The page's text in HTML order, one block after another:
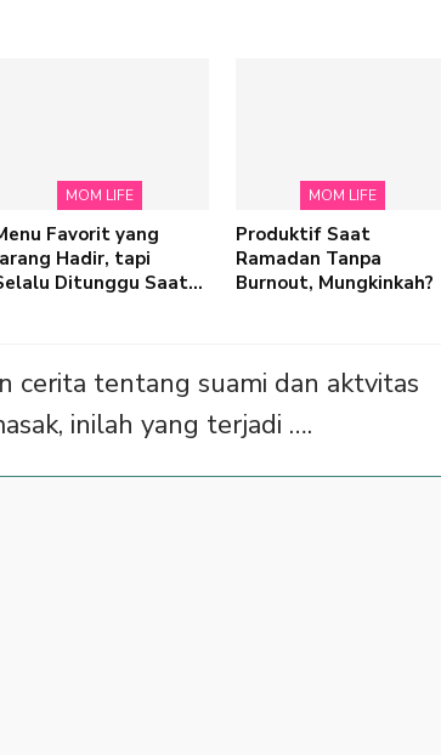
MOM LIFE
Favorit yang
Hadir, tapi
Ditunggu Saat…
MOM LIFE
Produktif Saat
Ramadan Tanpa
Burnout, Mungkinkah?
cerita tentang suami dan aktvitas
inilah yang terjadi ….